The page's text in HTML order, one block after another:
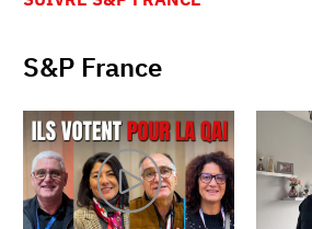
S&P France